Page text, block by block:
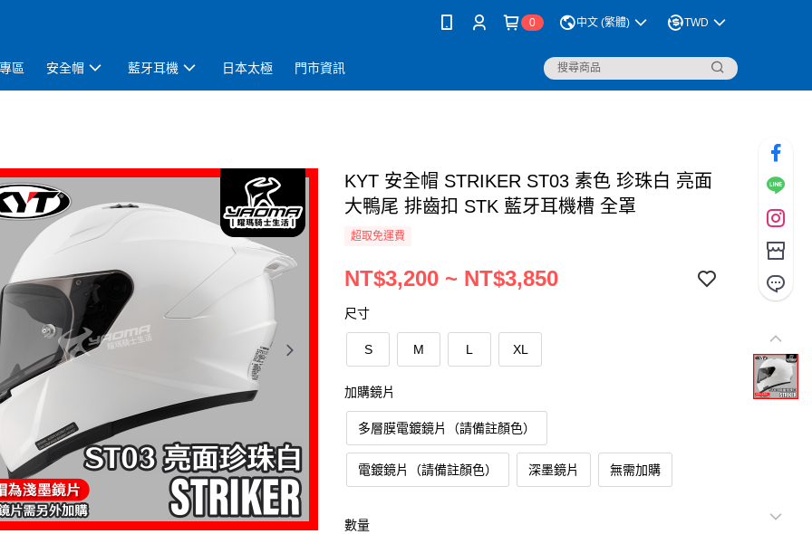
0 中文 (繁體) TWD
區 安全帽 藍牙耳機 日本太極 門市資訊
KYT 安全帽 STRIKER ST03 素色 珍珠白 亮面
大鴨尾 排齒扣 STK 藍牙耳機槽 全罩
超取免運費
NT$3,200 ~ NT$3,850
尺寸
S M L XL
加購鏡片
多層膜電鍍鏡片（請備註顏色）
電鍍鏡片（請備註顏色） 深墨鏡片 無需加購
數量